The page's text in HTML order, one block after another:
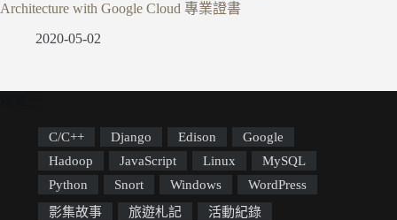
Architecture with Google Cloud 專業證書
2020-05-02
C/C++ Django Edison
Google
Hadoop
JavaScript Linux
MySQL
Python
Snort Windows
WordPress
影集故事
旅遊札記
活動紀錄